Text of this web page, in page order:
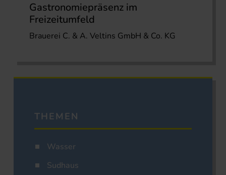
Gastronomiepräsenz im
Freizeitumfeld
Brauerei C. & A. Veltins GmbH & Co. KG
THEMEN
Wasser
Sudhaus